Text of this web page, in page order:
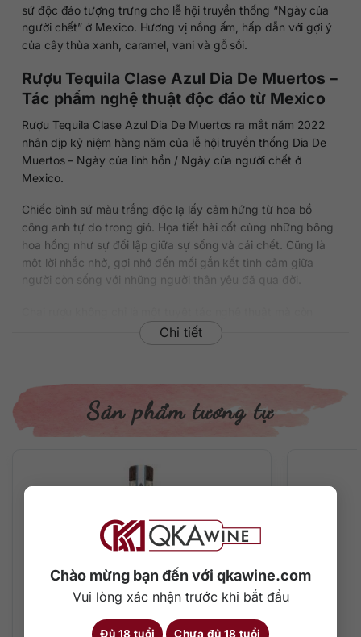
Chào mừng bạn đến với qkawine.com
Vui lòng xác nhận trước khi bắt đầu
Đủ 18 tuổi Chưa đủ 18 tuổi
sứ độc đáo tượng trưng cho lễ hội truyền thống “Ngày của
người chết” ở Mexico. Hương vị nồng ấm, hấp dẫn với gợi ý
của cây thùa xanh, caramel, vani và gỗ sồi.
Rượu Tequila Clase Azul Dia De Muertos –
Tác phẩm nghệ thuật độc đáo từ Mexico
Rượu Tequila Clase Azul Dia De Muertos ra mắt năm 2022
nhân dịp kỷ niệm hàng năm của lễ hội truyền thống Dia De
Muertos – Ngày của linh hồn / Ngày của người chết ở
Mexico.
Chiếc bình sứ màu trắng độc lạ lấy cảm hứng từ hoa bồ
công anh tự do trong gió. Họa tiết hài cốt cùng những bông
hoa hồng như sự đối lập giữa sự sống và cái chết. Cũng là
một lời nhắc nhở, gợi nhớ đến mối gắn kết tình cảm giữa
người còn sống với những người thân yêu đã qua đời.
chứa đựng dòng tequila cao cấp. Thành phần chính 100%
cây thùa gai xanh được thu hoạch ở độ tuổi tốt nhất, sau khi
trong thùng gỗ sồi để đạt sự trưởng thành hoàn hảo về
Thông tin chi tiết về rượu
Thương hiệu: Clase Azul
Dung tích: 1000 ml
Màu sắc: Màu vàng sáng
Cách thưởng thức: Uống nguyên chất, pha chế cocktail
Mô tả hương vị rượu và thưởng thức
Phiên bản đậm chất Anejo có màu vàng sáng hấp dẫn cùng
Chi tiết
Sản phẩm tương tự